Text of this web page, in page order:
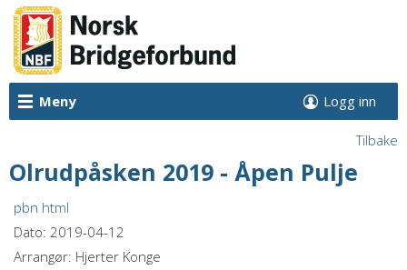
Meny Logg inn
Tilbake
Olrudpåsken 2019 - Åpen Pulje
pbn html
Dato: 2019-04-12
Arrangør: Hjerter Konge